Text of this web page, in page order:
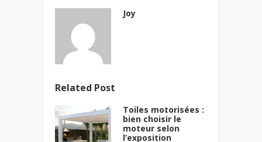
Joy
Related Post
Toiles motorisées :
bien choisir le
moteur selon
l’exposition